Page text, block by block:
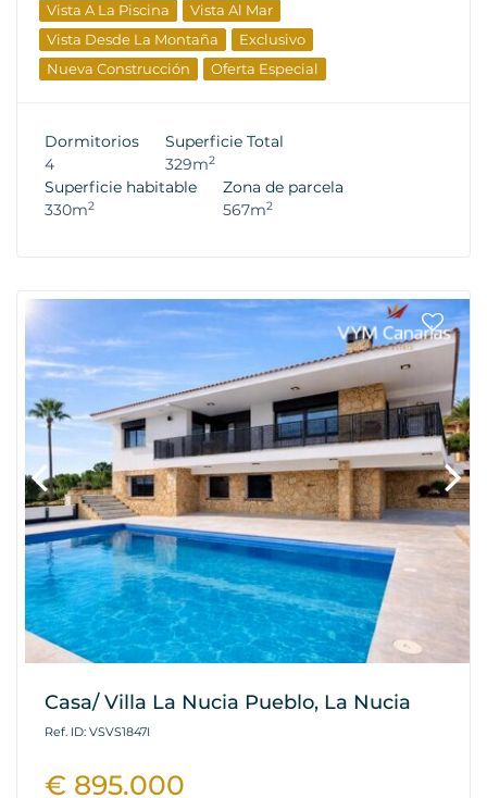
Vista A La Piscina
Vista Al Mar
Vista Desde La Montaña
Exclusivo
Nueva Construcción
Oferta Especial
Dormitorios
4
Superficie Total
329m2
Superficie habitable
330m2
Zona de parcela
567m2
Casa/ Villa La Nucia Pueblo, La Nucia
Ref. ID: VSVS1847I
€ 895.000